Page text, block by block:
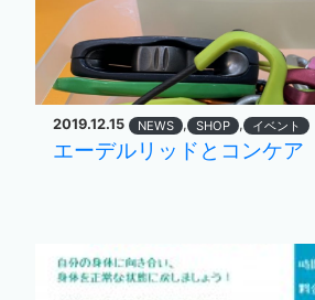
2019.12.15 NEWS , SHOP , イベント
エーデルリッドとコンケア